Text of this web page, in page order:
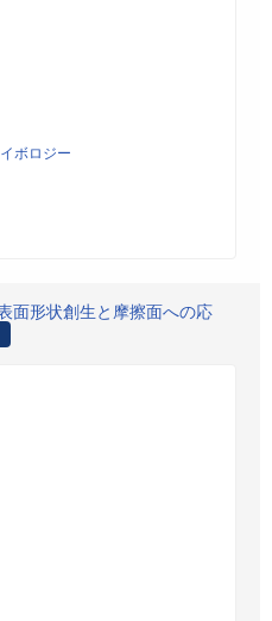
ボロジー
面形状創生と摩擦面への応